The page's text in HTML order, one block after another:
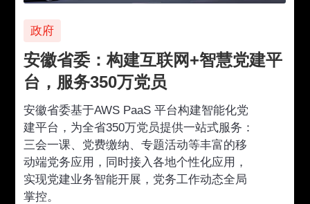
政府
安徽省委：构建互联网+智慧党建平
台，服务350万党员
安徽省委基于AWS PaaS 平台构建智能化党
建平台，为全省350万党员提供一站式服务：
三会一课、党费缴纳、专题活动等丰富的移
动端党务应用，同时接入各地个性化应用，
实现党建业务智能开展，党务工作动态全局
掌控。